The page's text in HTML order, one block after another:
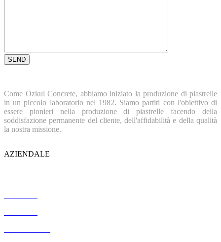
Come Özkul Concrete, abbiamo iniziato la produzione di piastrelle
in un piccolo laboratorio nel 1982. Siamo partiti con l'obiettivo di
essere pionieri nella produzione di piastrelle facendo della
soddisfazione permanente del cliente, dell'affidabilità e della qualità
la nostra missione.
AZIENDALE